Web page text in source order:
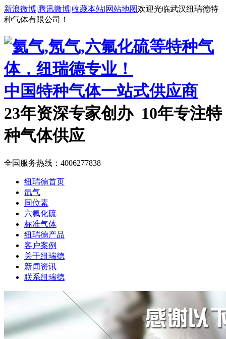
新浪微博|腾讯微博|收藏本站|网站地图欢迎光临武汉纽瑞德特
种气体有限公司！
中国特种气体一站式供应商
23年资深专家创办 10年专注特
种气体供应
全国服务热线： 4006277838
纽瑞德首页
氙气
同位素
六氟化硫
标准气体
纽瑞德产品
客户案例
关于纽瑞德
新闻资讯
联系纽瑞德